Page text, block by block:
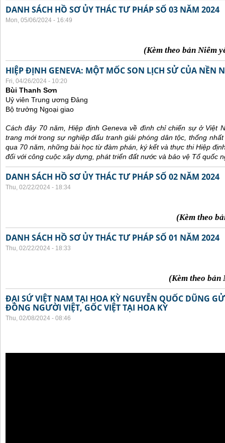
DANH SÁCH HỒ SƠ ỦY THÁC TƯ PHÁP SỐ 03 NĂM 2024
Mon, 05/06/2024 - 16:49
(Kèm theo bản Niêm
HIỆP ĐỊNH GENEVA: MỘT MỐC SON LỊCH SỬ CỦA NỀN
Fri, 04/26/2024 - 10:20
Bùi Thanh Sơn
Uỷ viên Trung ương Đảng
Bộ trưởng Ngoại giao
Cách đây 70 năm, Hiệp định Geneva về đình chỉ chiến sự ở Việt
trang mới trong sự nghiệp đấu tranh giải phóng dân tộc, thống
qua 70 năm, những bài học từ đàm phán, ký kết và thực thi Hiệp
đối với công cuộc xây dựng, phát triển đất nước và bảo vệ Tổ quốc
DANH SÁCH HỒ SƠ ỦY THÁC TƯ PHÁP SỐ 02 NĂM 2024
Thu, 02/22/2024 - 18:34
(Kèm theo
DANH SÁCH HỒ SƠ ỦY THÁC TƯ PHÁP SỐ 01 NĂM 2024
Thu, 02/22/2024 - 18:33
(Kèm theo bản
ĐẠI SỨ VIỆT NAM TẠI HOA KỲ NGUYỄN QUỐC DŨNG
ĐỒNG NGƯỜI VIỆT, GỐC VIỆT TẠI HOA KỲ
Thu, 02/08/2024 - 08:46